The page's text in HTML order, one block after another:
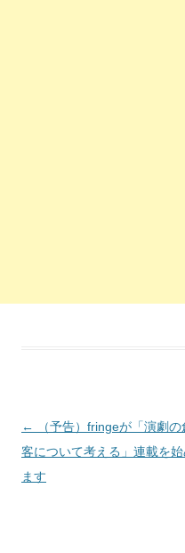
投稿ナビゲーション
←
（予告）fringeが「演劇の
客について考える」連載を始
ます